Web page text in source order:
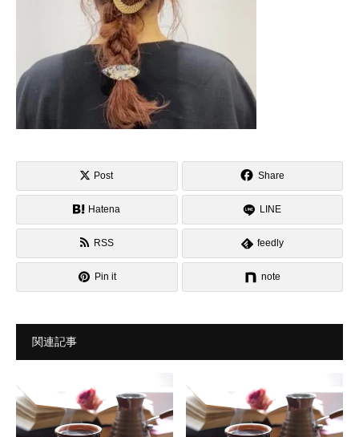
Post Share
Hatena LINE
RSS feedly
Pin it note
関連記事